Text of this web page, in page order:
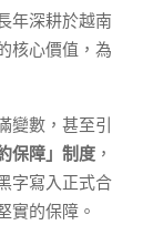
年深耕於越南
核心價值，為
變數，甚至引
保障」制度 ，
字寫入正式合
實的保障。